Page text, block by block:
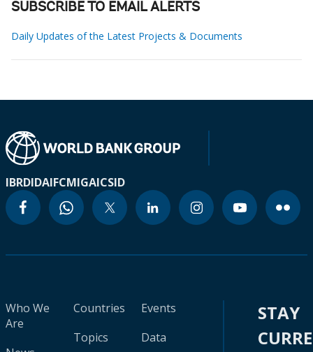
SUBSCRIBE TO EMAIL ALERTS
Daily Updates of the Latest Projects & Documents
IBRDIDAIFCMIGAICSID
Who We
Are
Countries
Topics
Events
Data
STAY